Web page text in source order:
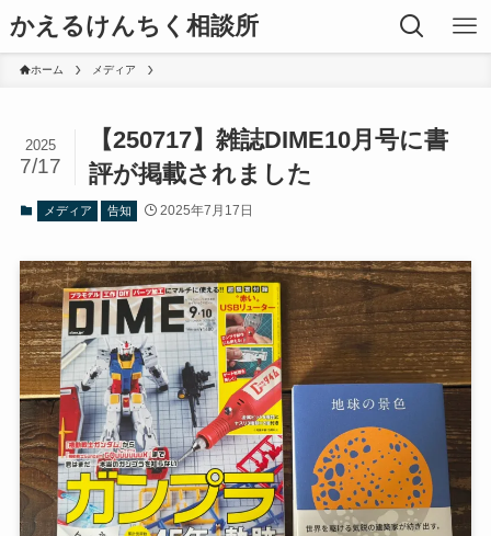
かえるけんちく相談所
ホーム メディア
【250717】雑誌DIME10月号に書
評が掲載されました
2025
7/17
メディア 告知 2025年7月17日